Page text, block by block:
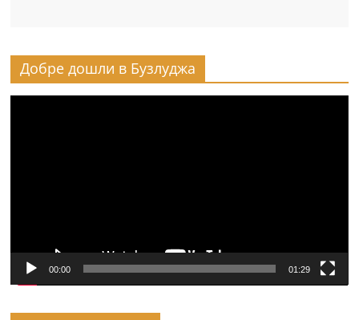
Добре дошли в Бузлуджа
00:00 01:29